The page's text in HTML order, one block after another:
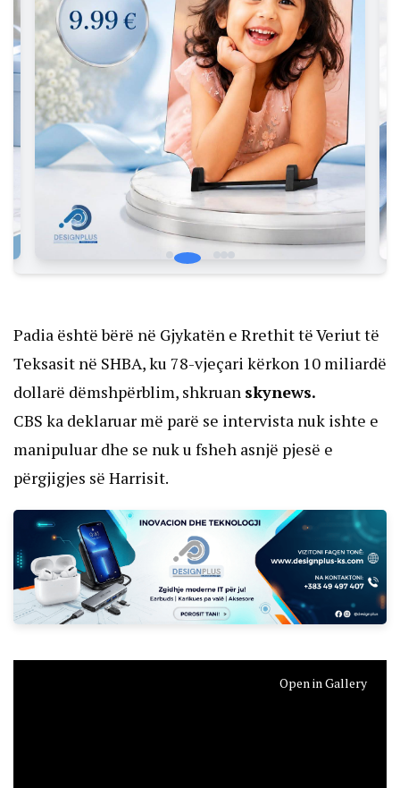
Padia është bërë në Gjykatën e Rrethit të Veriut të
Teksasit në SHBA, ku 78-vjeçari kërkon 10 miliardë
dollarë dëmshpërblim, shkruan skynews.
CBS ka deklaruar më parë se intervista nuk ishte e
manipuluar dhe se nuk u fsheh asnjë pjesë e
përgjigjes së Harrisit.
Open in Gallery